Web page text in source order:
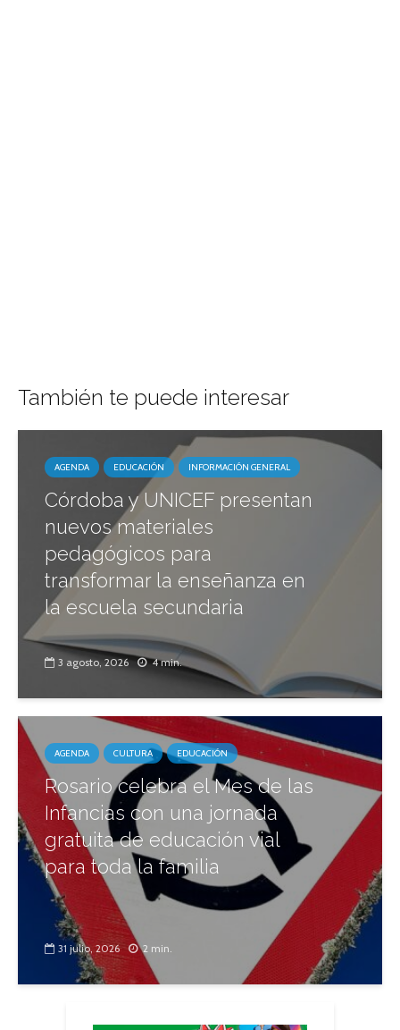
También te puede interesar
AGENDA EDUCACIÓN INFORMACIÓN GENERAL
Córdoba y UNICEF presentan
nuevos materiales
pedagógicos para
transformar la enseñanza en
la escuela secundaria
3 agosto, 2026 4 min.
AGENDA CULTURA EDUCACIÓN
Rosario celebra el Mes de las
Infancias con una jornada
gratuita de educación vial
para toda la familia
31 julio, 2026 2 min.